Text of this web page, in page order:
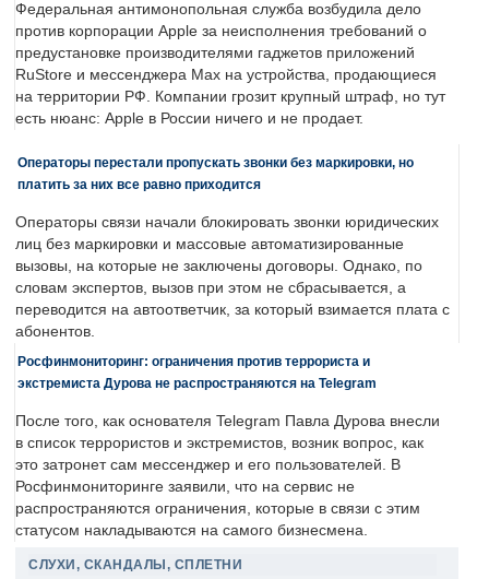
Федеральная антимонопольная служба возбудила дело
против корпорации Apple за неисполнения требований о
предустановке производителями гаджетов приложений
RuStore и мессенджера Max на устройства, продающиеся
на территории РФ. Компании грозит крупный штраф, но тут
есть нюанс: Apple в России ничего и не продает.
Операторы перестали пропускать звонки без маркировки, но
платить за них все равно приходится
Операторы связи начали блокировать звонки юридических
лиц без маркировки и массовые автоматизированные
вызовы, на которые не заключены договоры. Однако, по
словам экспертов, вызов при этом не сбрасывается, а
переводится на автоответчик, за который взимается плата с
абонентов.
Росфинмониторинг: ограничения против террориста и
экстремиста Дурова не распространяются на Telegram
После того, как основателя Telegram Павла Дурова внесли
в список террористов и экстремистов, возник вопрос, как
это затронет сам мессенджер и его пользователей. В
Росфинмониторинге заявили, что на сервис не
распространяются ограничения, которые в связи с этим
статусом накладываются на самого бизнесмена.
СЛУХИ, СКАНДАЛЫ, СПЛЕТНИ